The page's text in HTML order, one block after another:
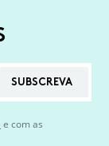
SUBSCREVA
e com as